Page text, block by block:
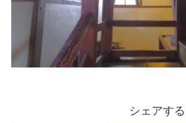
シェアする